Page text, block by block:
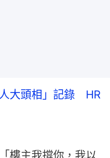
大頭相」記錄 HR
樓主我撐你，我以